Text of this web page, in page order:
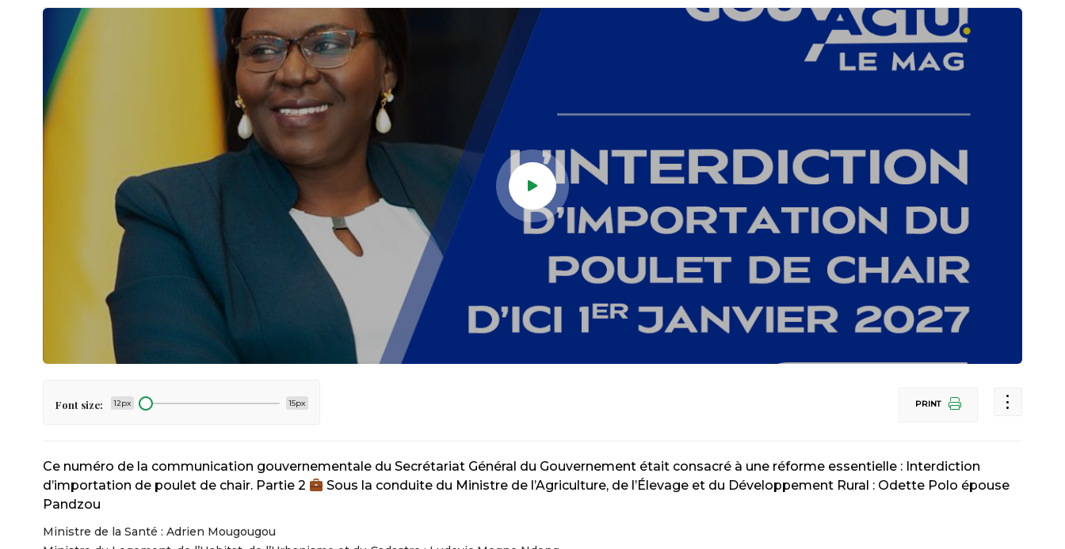
Font size: 12px 15px PRINT
Ce numéro de la communication gouvernementale du Secrétariat Général du Gouvernement était consacré à une réforme essentielle : Interdiction
d’importation de poulet de chair. Partie 2
Sous la conduite du Ministre de l’Agriculture, de l’Élevage et du Développement Rural : Odette Polo épouse
Pandzou
Ministre de la Santé : Adrien Mougougou